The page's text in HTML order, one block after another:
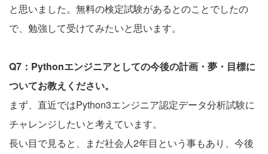
と思いました。無料の検定試験があるとのことでしたの
で、勉強して受けてみたいと思います。
Q7：Pythonエンジニアとしての今後の計画・夢・目標に
ついてお教えください。
まず、直近ではPython3エンジニア認定データ分析試験に
チャレンジしたいと考えています。
長い目で見ると、まだ社会人2年目という事もあり、今後